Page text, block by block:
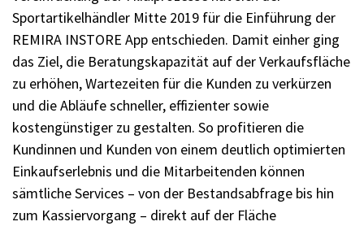
Sportartikelhändler Mitte 2019 für die Einführung der
REMIRA INSTORE App entschieden. Damit einher ging
das Ziel, die Beratungskapazität auf der Verkaufsfläche
zu erhöhen, Wartezeiten für die Kunden zu verkürzen
und die Abläufe schneller, effizienter sowie
kostengünstiger zu gestalten. So profitieren die
Kundinnen und Kunden von einem deutlich optimierten
Einkaufserlebnis und die Mitarbeitenden können
sämtliche Services – von der Bestandsabfrage bis hin
zum Kassiervorgang – direkt auf der Fläche